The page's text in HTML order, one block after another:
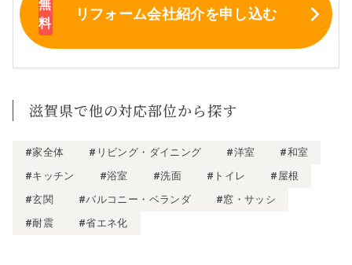
リフォーム会社紹介を申し込む
滋賀県で他の対応部位から探す
#家全体 #リビング・ダイニング #洋室
#和室
#キッチン
#浴室 #洗面 #トイレ
#屋根
#玄関
#バルコニー・ベランダ
#窓・サッシ
#耐震
#省エネ化